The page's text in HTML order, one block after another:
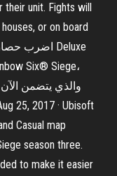
their unit. Fights will
or on board
والذي يتضمن الآن
Casual map
season three.
to make it easier